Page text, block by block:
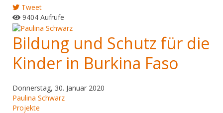
Tweet
9404 Aufrufe
Bildung und Schutz für die
Kinder in Burkina Faso
Donnerstag, 30. Januar 2020
Paulina Schwarz
Projekte